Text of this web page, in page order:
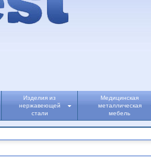
Изделия из
нержавеющей
стали
Медицинская
металлическая
мебель